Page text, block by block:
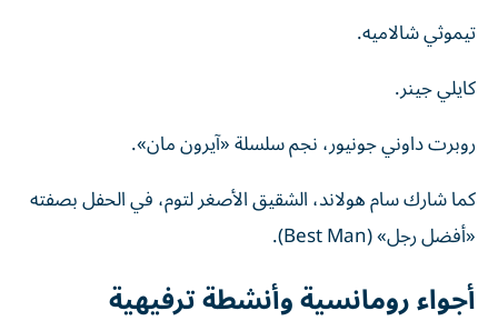
تيموثي شالاميه.
كايلي جينر.
روبرت داوني جونيور، نجم سلسلة «آيرون مان».
كما شارك سام هولاند، الشقيق الأصغر لتوم، في الحفل بصفته
«أفضل رجل» (Best Man).
أجواء رومانسية وأنشطة ترفيهية